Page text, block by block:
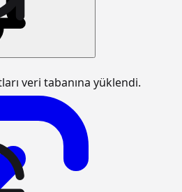
veri tabanına yüklendi.